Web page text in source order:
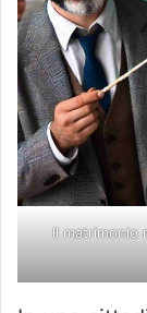
ll matrimonio